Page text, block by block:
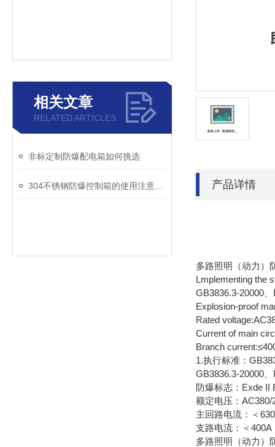
相关文章
RELATED ARTICLES
非标定制防爆配电箱如何挑选
产品详情
多路照明（动力）
Lmplementing the
GB3836.3-20000
Explosion-proof
Rated
Current of main
Branch
1.执行标准：
GB3836.3-20000
防爆标志：Exde II
额定电压：AC380/
主回路电流：＜
支路电流：＜400A
多路照明（动力）